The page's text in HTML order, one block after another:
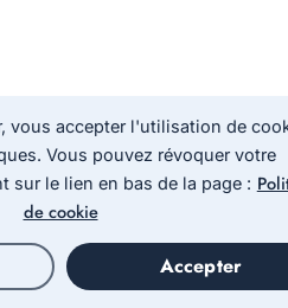
vous accepter l'utilisation de
Vous pouvez révoquer votre
sur le lien en bas de la page :
de cookie
Accepter